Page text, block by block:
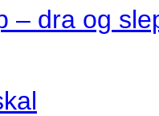
– dra og